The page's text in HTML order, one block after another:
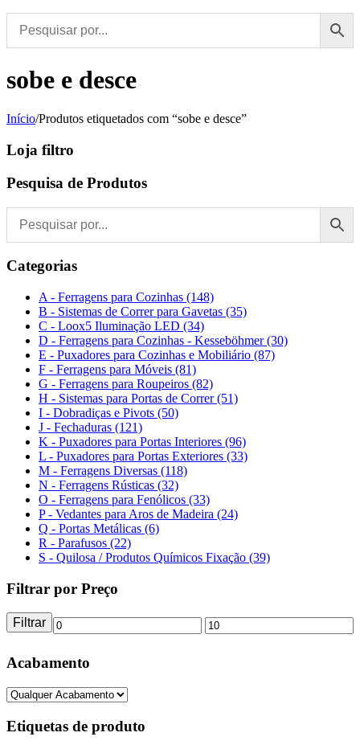
sobe e desce
Início/Produtos etiquetados com “sobe e desce”
Loja filtro
Pesquisa de Produtos
Categorias
A - Ferragens para Cozinhas (148)
B - Sistemas de Correr para Gavetas (35)
C - Loox5 Iluminação LED (34)
D - Ferragens para Cozinhas - Kesseböhmer (30)
E - Puxadores para Cozinhas e Mobiliário (87)
F - Ferragens para Móveis (81)
G - Ferragens para Roupeiros (82)
H - Sistemas para Portas de Correr (51)
I - Dobradiças e Pivots (50)
J - Fechaduras (121)
K - Puxadores para Portas Interiores (96)
L - Puxadores para Portas Exteriores (33)
M - Ferragens Diversas (118)
N - Ferragens Rústicas (32)
O - Ferragens para Fenólicos (33)
P - Vedantes para Aros de Madeira (24)
Q - Portas Metálicas (6)
R - Parafusos (22)
S - Quilosa / Produtos Químicos Fixação (39)
Filtrar por Preço
Preço Preço
Filtrar
Acabamento
Etiquetas de produto